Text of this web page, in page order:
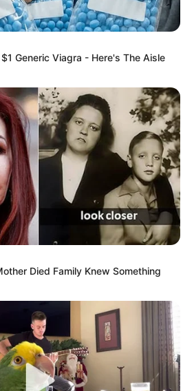
Generic Viagra - Here's The Aisle
Died Family Knew Something